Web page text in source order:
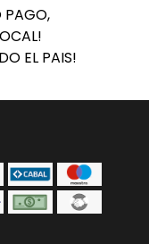
PAGO,
EL PAIS!